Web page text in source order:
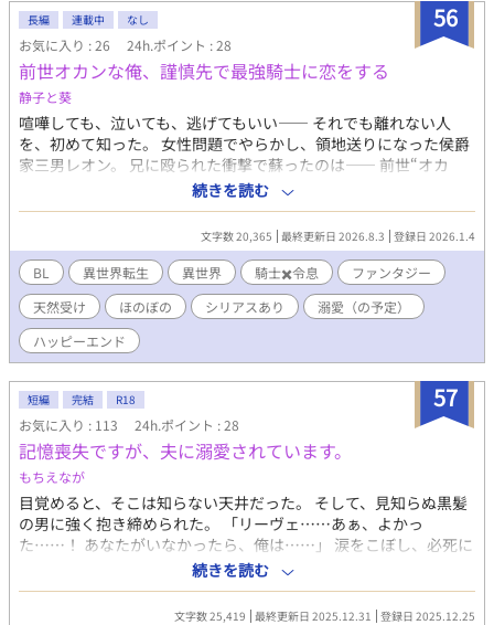
正吾は究極の選択を迫られることとなる。 果たして身の程に合
わない高額な入札をしてしまった正吾は、無事借金返済できるの
か。 また、男オメガである受けの母と受けが売られたその背景
には、一人の男の深い妄執があった。物語が進むにつれ、親世代
の酷い執愛が複雑に絡みついてくる。 果たして、登場人物全員
が幸せになる道はあるのだろうか。 ※攻めは一貫して受けを溺愛
しますが、無理やり表現や一部攻め以外からの凌辱もあります
（決して攻めの本意ではありません） 主人公の二人はじれじれ純
愛の予定ですが、所々で親世代のオジXオジが挟まります。そして
物語の背景設定上、メインカプ以外の登場人物がかなり酷い目に
遭います。どちらかというとそちらの方がインパクトが強いの
で、心に残ってしまうかもしれません。最終的にはハッピーエン
ドではありますが、話の冒頭に注釈を付けますのでご自衛お願い
します。 内容はフィクションです。現実世界での人身売買には頑
固として反対致します。 誤字脱字のご連絡、文章の書き方のご指
導、ご添削など全て大歓迎です。 メインカプタグ：体格差/シリア
ス/金融/戦争勃発/相思相愛/ハッピーエンド/ お清めセッ/わからセ
め/隠れドS攻め/ラブコメ/積極的な受け/当て馬/攻めフェ/攻め視
点/オメガバ独自設定 受け陵辱タブ: 身売り/輪姦/媚薬/調教/緊縛/
ＳＭ/視姦/玩具/モブレ/強姦/飲尿/変態爺 脇役タグ: 強制番解除/オ
ジxオジ/執着/エネマグラ/淫乱堕ち/心が壊れる/執愛/集団レイ
プ/NTR/モブレ/鬼畜/自殺未遂/運命の番 表紙phy様
56
長編 連載中 なし
お気に入り : 26 24h.ポイント : 28
前世オカンな俺、謹慎先で最強騎士に恋をする
静子と葵
喧嘩しても、泣いても、逃げてもいい―― それでも離れない人
を、初めて知った。 女性問題でやらかし、領地送りになった侯爵
家三男レオン。 兄に殴られた衝撃で蘇ったのは―― 前世“オカ
ン”として生きた記憶だった。 謹慎中に身分を隠して街へ出る
と、世話焼き気質が爆発。 料理屋を手伝い、老人の介護をし、困
っている人を放っておけない。 そんなある日、領地で立て続けに
起こる“行方不明事件”に巻き込まれる。 さらにそこで再会したの
は、 道中で命を助けてくれた謎の騎士――セドリック。 冷徹と噂
される彼が、なぜかレオンにだけ距離が近くて……？ 「なんでそ
んな危ないことをするんだ！」 「だって放っとけない！」 すれ違
い、喧嘩、涙、それでも離れない２人。 前世では知らなかった。
――“愛される喜び”というものを。 最強騎士×天然オカン気質令
続きを読む
文字数 20,365 最終更新日 2026.8.3 登録日 2026.1.4
BL 異世界転生 異世界 騎士✖️令息
ファンタジー
天然受け
ほのぼの シリアスあり
溺愛（の予定）
ハッピーエンド
57
短編 完結 R18
お気に入り : 113 24h.ポイント : 28
記憶喪失ですが、夫に溺愛されています。
もちえなが
目覚めると、そこは知らない天井だった。 そして、見知らぬ黒髪
の男に強く抱き締められた。 「リーヴェ……あぁ、よかっ
た……！ あなたがいなかったら、俺は……」 涙をこぼし、必死に
縋ってくる彼――オルフェは、自分の“夫”だという。 だが主人
公・リーヴェには、彼との記憶が一切なかった。 「記憶などどう
でも良い。 貴方が健やかに生きてくれれば俺はそれだけで良い」
続きを読む
文字数 25,419 最終更新日 2025.12.31 登録日 2025.12.25